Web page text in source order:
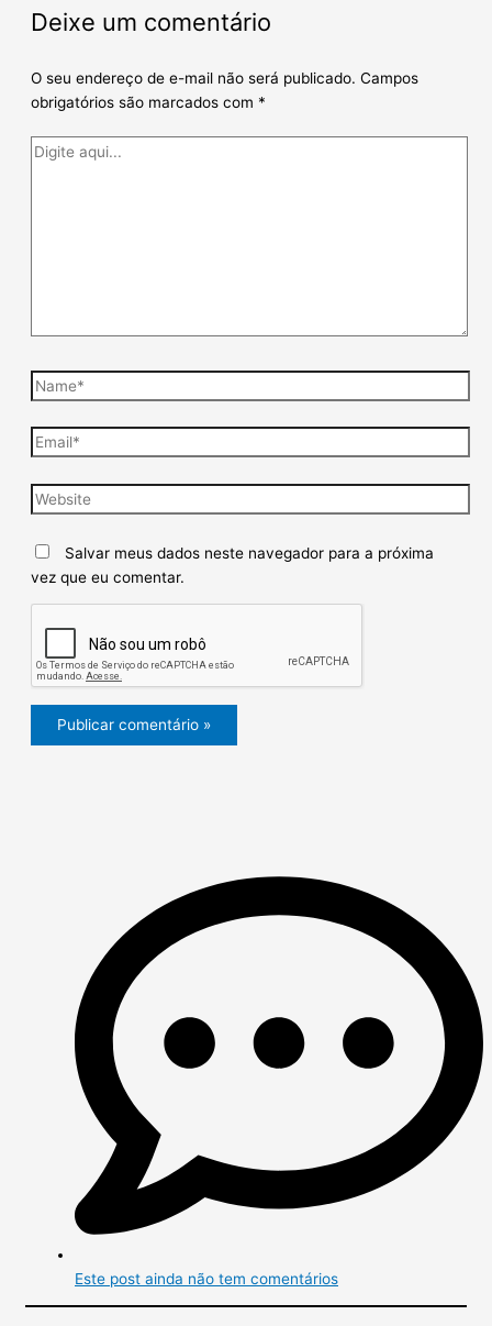
Deixe um comentário
O seu endereço de e-mail não será publicado. Campos
obrigatórios são marcados com *
Salvar meus dados neste navegador para a próxima
vez que eu comentar.
Este post ainda não tem comentários